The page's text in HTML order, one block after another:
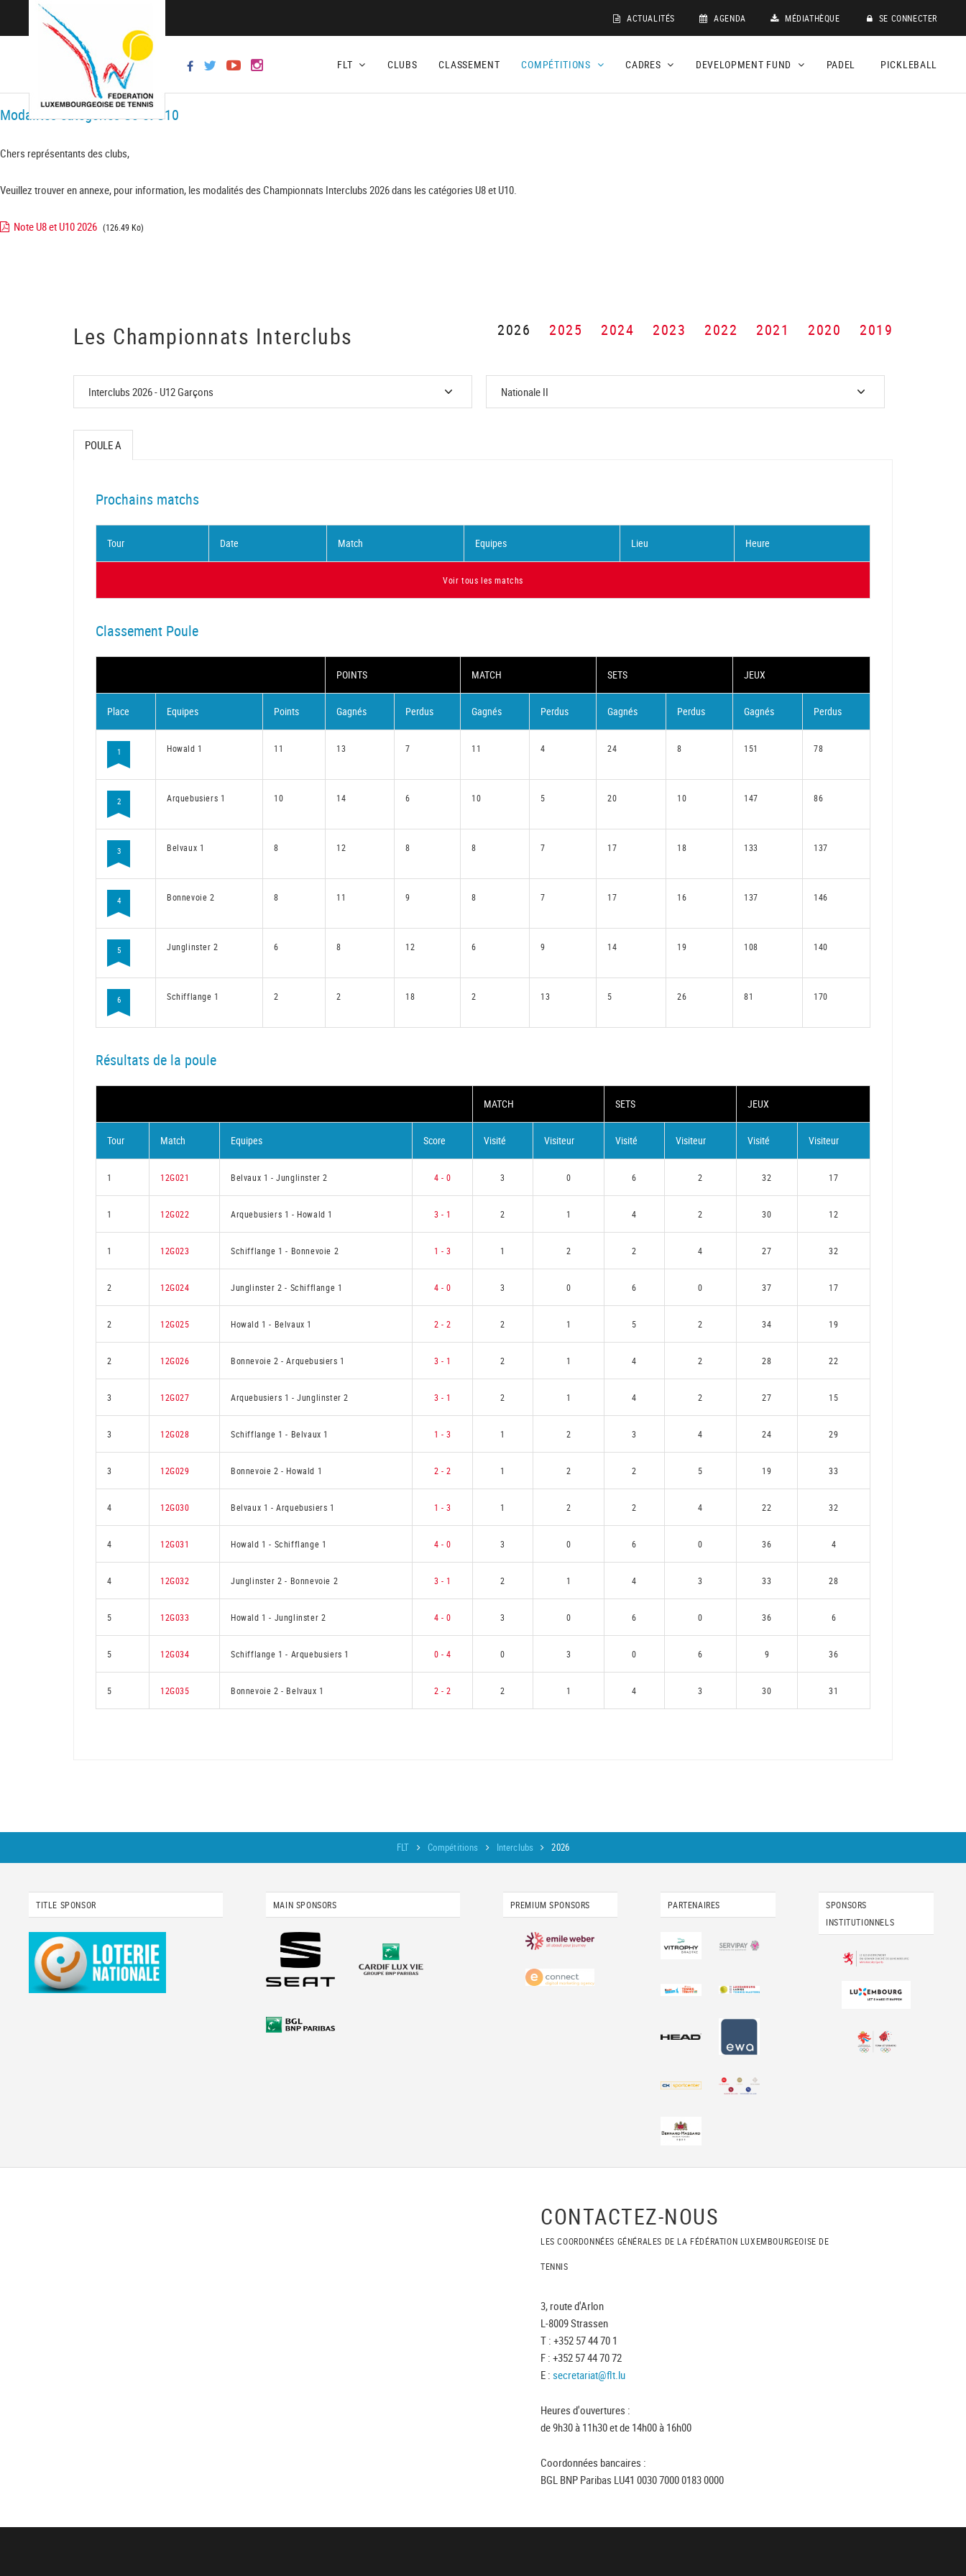
ACTUALITÉS AGENDA MÉDIATHÈQUE SE CONNECTER
FLT CLUBS CLASSEMENT COMPÉTITIONS CADRES DEVELOPMENT FUND PADEL PICKLEBALL
Modalités catégories U8 et U10
Chers représentants des clubs,
Veuillez trouver en annexe, pour information, les modalités des Championnats Interclubs 2026 dans les catégories U8 et U10.
Note U8 et U10 2026 (126.49 Ko)
Les Championnats Interclubs 2026 2025 2024 2023 2022 2021 2020 2019
POULE A
Prochains matchs
Tour Date Match Equipes Lieu Heure
Voir tous les matchs
Classement Poule
POINTS MATCH SETS JEUX
Place Equipes Points Gagnés Perdus Gagnés Perdus Gagnés Perdus Gagnés Perdus
1 Howald 1 11 13 7 11 4 24 8 151 78
2 Arquebusiers 1 10 14 6 10 5 20 10 147 86
3 Belvaux 1 8 12 8 8 7 17 18 133 137
4 Bonnevoie 2 8 11 9 8 7 17 16 137 146
5 Junglinster 2 6 8 12 6 9 14 19 108 140
6 Schifflange 1 2 2 18 2 13 5 26 81 170
Résultats de la poule
MATCH SETS JEUX
Tour Match Equipes Score Visité Visiteur Visité Visiteur Visité Visiteur
1 12G021 Belvaux 1 -Junglinster 2 4 - 0 3 0 6 2 32 17
1 12G022 Arquebusiers 1 - Howald 1 3 - 1 2 1 4 2 30 12
1 12G023 Schifflange 1- Bonnevoie 2 1 - 3 1 2 2 4 27 32
2 12G024 Junglinster 2- Schifflange 1 4 - 0 3 0 6 0 37 17
2 12G025 Howald 1- Belvaux 1 2 - 2 2 1 5 2 34 19
2 12G026 Bonnevoie 2-Arquebusiers 1 3 - 1 2 1 4 2 28 22
3 12G027 Arquebusiers 1 -Junglinster 2 3 - 1 2 1 4 2 27 15
3 12G028 Schifflange 1- Belvaux 1 1 - 3 1 2 3 4 24 29
3 12G029 Bonnevoie 2- Howald 1 2 - 2 1 2 2 5 19 33
4 12G030 Belvaux 1 -Arquebusiers 1 1 - 3 1 2 2 4 22 32
4 12G031 Howald 1- Schifflange 1 4 - 0 3 0 6 0 36 4
4 12G032 Junglinster 2- Bonnevoie 2 3 - 1 2 1 4 3 33 28
5 12G033 Howald 1- Junglinster 2 4 - 0 3 0 6 0 36 6
5 12G034 Schifflange 1- Arquebusiers 1 0 - 4 0 3 0 6 9 36
5 12G035 Bonnevoie 2- Belvaux 1 2 - 2 2 1 4 3 30 31
FLT Compétitions Interclubs 2026
TITLE SPONSOR MAIN SPONSORS PREMIUM SPONSORS PARTENAIRES
SPONSORS
INSTITUTIONNELS
CONTACTEZ-NOUS
LES COORDONNÉES GÉNÉRALES DE LA FÉDÉRATION LUXEMBOURGEOISE DE
TENNIS
3, route d'Arlon
L-8009 Strassen
T : +352 57 44 70 1
F : +352 57 44 70 72
E : secretariat@flt.lu
Heures d'ouvertures :
de 9h30 à 11h30 et de 14h00 à 16h00
Coordonnées bancaires :
BGL BNP Paribas LU41 0030 7000 0183 0000